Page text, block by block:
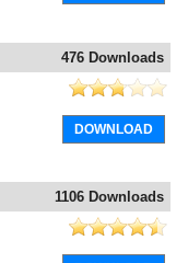
476 Downloads
DOWNLOAD
1106 Downloads